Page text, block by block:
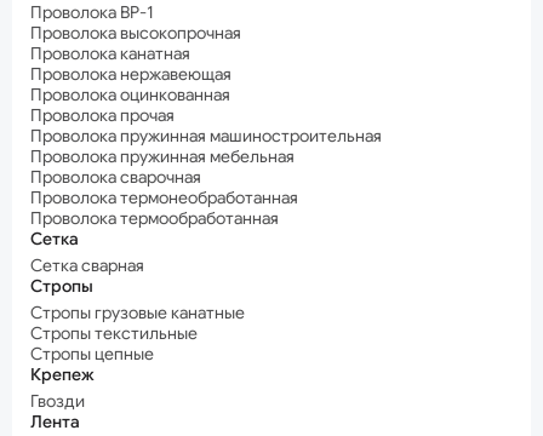
Проволока ВР-1
Проволока высокопрочная
Проволока канатная
Проволока нержавеющая
Проволока оцинкованная
Проволока прочая
Проволока пружинная машиностроительная
Проволока пружинная мебельная
Проволока сварочная
Проволока термонеобработанная
Проволока термообработанная
Сетка
Сетка сварная
Стропы
Стропы грузовые канатные
Стропы текстильные
Стропы цепные
Крепеж
Гвозди
Лента